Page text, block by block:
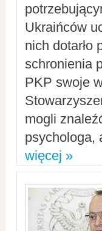
Ukraińców
nich dotarło
schronienia
PKP swoje
mogli
psychologa,
więcej »